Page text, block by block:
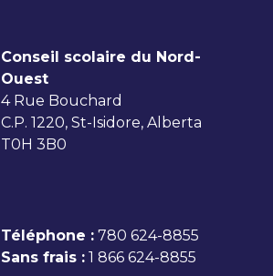
Conseil scolaire du Nord-
Ouest
4 Rue Bouchard
C.P. 1220, St-Isidore, Alberta
T0H 3B0
Téléphone : 780 624-8855
Sans frais : 1 866 624-8855